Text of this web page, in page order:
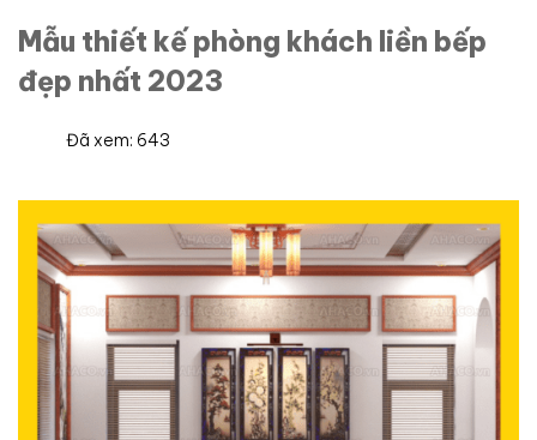
Mẫu thiết kế phòng khách liền bếp
đẹp nhất 2023
Đã xem: 643